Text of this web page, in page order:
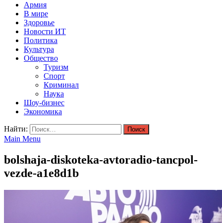
Армия
В мире
Здоровье
Новости ИТ
Политика
Культура
Общество
Туризм
Спорт
Криминал
Наука
Шоу-бизнес
Экономика
Найти:
Main Menu
bolshaja-diskoteka-avtoradio-tancpol-
vezde-a1e8d1b